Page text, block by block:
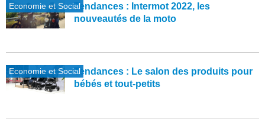
Economie et SocialTendances : Intermot 2022, les
nouveautés de la moto
Economie et SocialTendances : Le salon des produits pour
bébés et tout-petits